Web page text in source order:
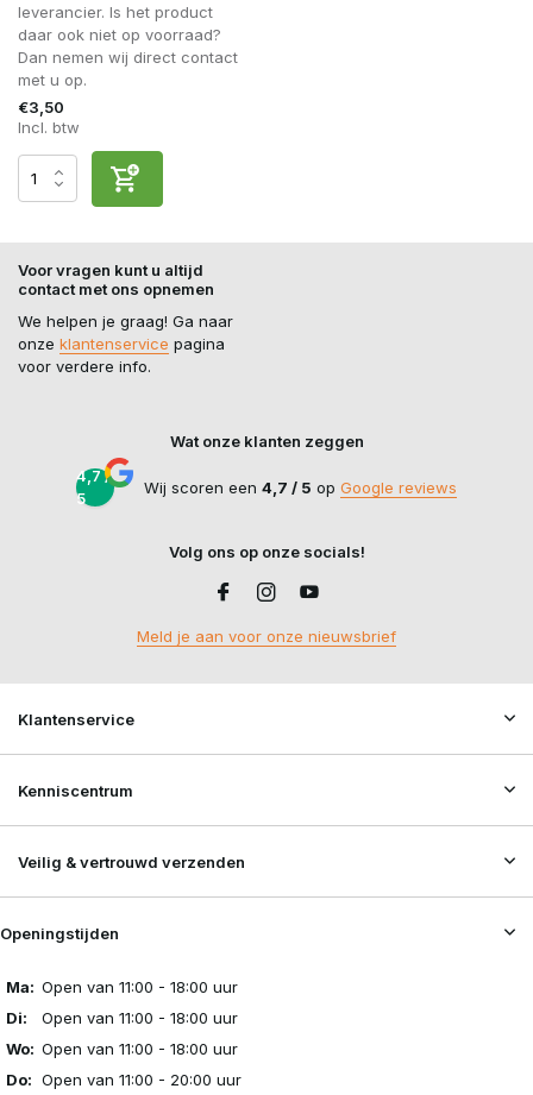
leverancier. Is het product
daar ook niet op voorraad?
Dan nemen wij direct contact
met u op.
€3,50
Incl. btw
Voor vragen kunt u altijd
contact met ons opnemen
We helpen je graag! Ga naar
onze klantenservice pagina
voor verdere info.
Wat onze klanten zeggen
4,7 /
5
Wij scoren een 4,7 / 5 op Google reviews
Volg ons op onze socials!
Meld je aan voor onze nieuwsbrief
Klantenservice
Kenniscentrum
Veilig & vertrouwd verzenden
Openingstijden
Ma: Open van 11:00 - 18:00 uur
Di:
Open van 11:00 - 18:00 uur
Wo: Open van 11:00 - 18:00 uur
Do: Open van 11:00 - 20:00 uur